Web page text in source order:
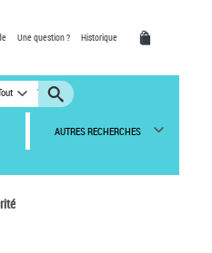
Une question ? Historique
AUTRES RECHERCHES